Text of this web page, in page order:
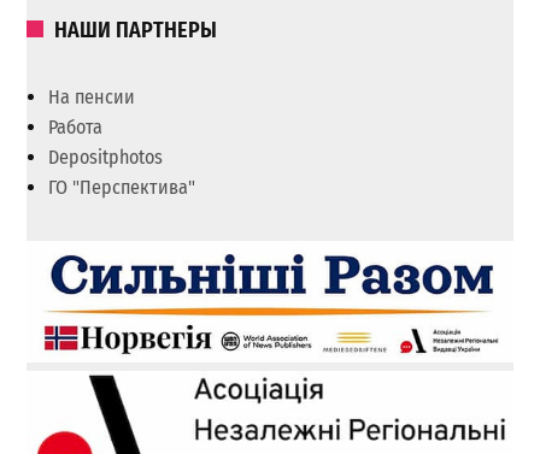
НАШИ ПАРТНЕРЫ
На пенсии
Работа
Depositphotos
ГО "Перспектива"